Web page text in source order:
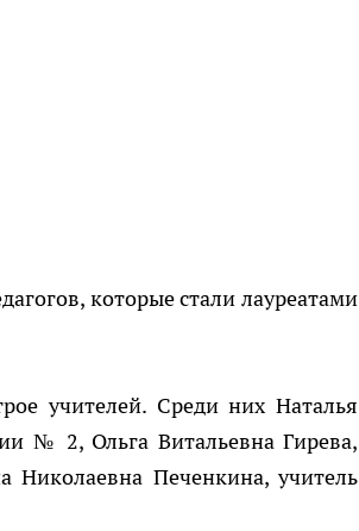
которые стали лауреатами
учителей. Среди них Наталья
№ 2, Ольга Витальевна Гирева,
Печенкина, учитель